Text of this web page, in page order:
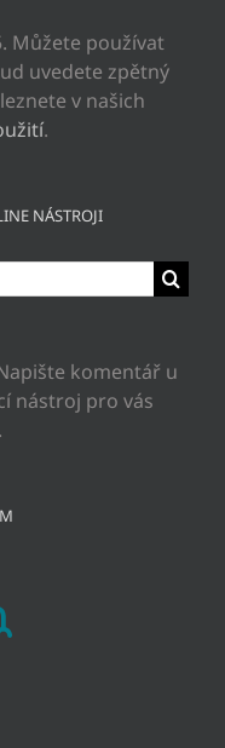
Můžete používat
uvedete zpětný
v našich
.
NÁSTROJI
komentář u
nástroj pro vás